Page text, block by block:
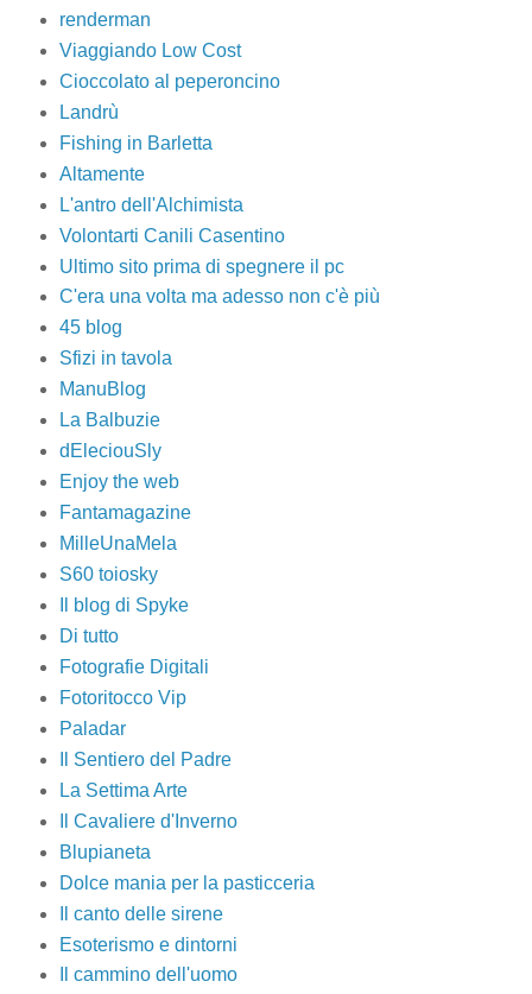
renderman
Viaggiando Low Cost
Cioccolato al peperoncino
Landrù
Fishing in Barletta
Altamente
L'antro dell'Alchimista
Volontarti Canili Casentino
Ultimo sito prima di spegnere il pc
C'era una volta ma adesso non c'è più
45 blog
Sfizi in tavola
ManuBlog
La Balbuzie
dEleciouSly
Enjoy the web
Fantamagazine
MilleUnaMela
S60 toiosky
Il blog di Spyke
Di tutto
Fotografie Digitali
Fotoritocco Vip
Paladar
Il Sentiero del Padre
La Settima Arte
Il Cavaliere d'Inverno
Blupianeta
Dolce mania per la pasticceria
Il canto delle sirene
Esoterismo e dintorni
Il cammino dell'uomo